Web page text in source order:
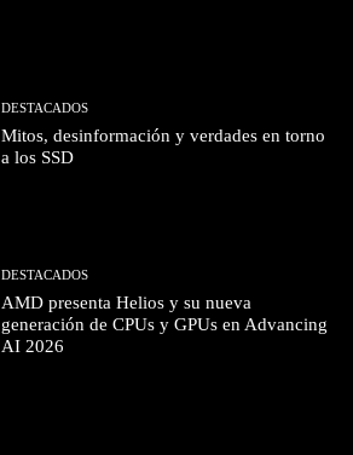
DESTACADOS
Mitos, desinformación y verdades en torno
a los SSD
DESTACADOS
AMD presenta Helios y su nueva
generación de CPUs y GPUs en Advancing
AI 2026